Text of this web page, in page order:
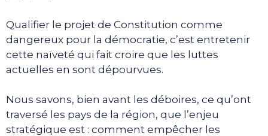
Qualifier le projet de Constitution comme
dangereux pour la démocratie, c’est entretenir
cette naïveté qui fait croire que les luttes
actuelles en sont dépourvues.
Nous savons, bien avant les déboires, ce qu’ont
traversé les pays de la région, que l’enjeu
stratégique est : comment empêcher les